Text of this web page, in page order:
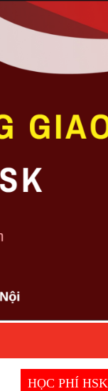
HỌC PHÍ HSK